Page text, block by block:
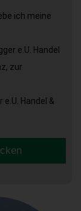
ich meine
e.U. Handel
zur
Handel &